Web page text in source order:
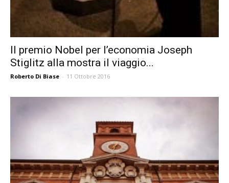
Il premio Nobel per l’economia Joseph
Stiglitz alla mostra il viaggio...
Roberto Di Biase - 11 Ottobre 2016